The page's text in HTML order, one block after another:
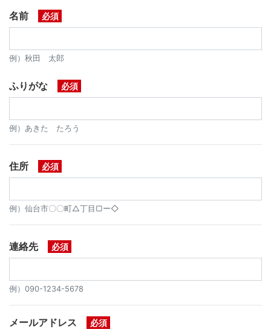
名前 必須
例）秋田 太郎
ふりがな 必須
例）あきた たろう
住所 必須
例）仙台市〇〇町△丁目▢ー◇
連絡先 必須
例）090-1234-5678
メールアドレス 必須